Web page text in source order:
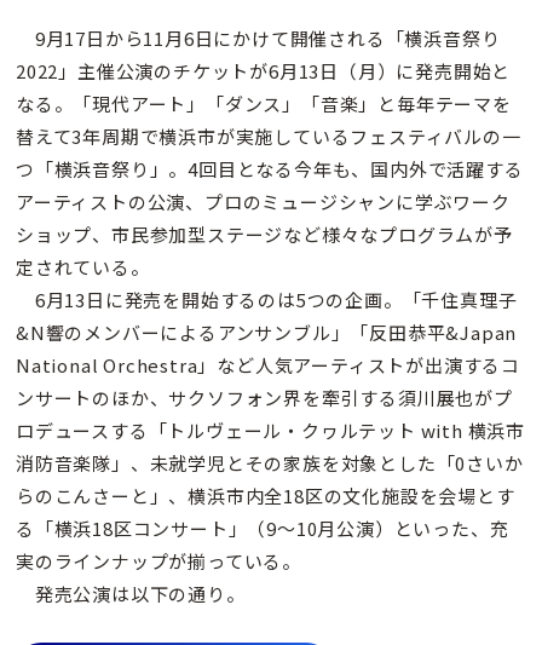
9月17日から11月6日にかけて開催される「横浜音祭り
2022」主催公演のチケットが6月13日（月）に発売開始と
なる。「現代アート」「ダンス」「音楽」と毎年テーマを
替えて3年周期で横浜市が実施しているフェスティバルの一
つ「横浜音祭り」。4回目となる今年も、国内外で活躍する
アーティストの公演、プロのミュージシャンに学ぶワーク
ショップ、市民参加型ステージなど様々なプログラムが予
定されている。
6月13日に発売を開始するのは5つの企画。「千住真理子
&N響のメンバーによるアンサンブル」「反田恭平&Japan
National Orchestra」など人気アーティストが出演するコ
ンサートのほか、サクソフォン界を牽引する須川展也がプ
ロデュースする「トルヴェール・クヮルテット with 横浜市
消防音楽隊」、未就学児とその家族を対象とした「0さいか
らのこんさーと」、横浜市内全18区の文化施設を会場とす
る「横浜18区コンサート」（9〜10月公演）といった、充
実のラインナップが揃っている。
発売公演は以下の通り。